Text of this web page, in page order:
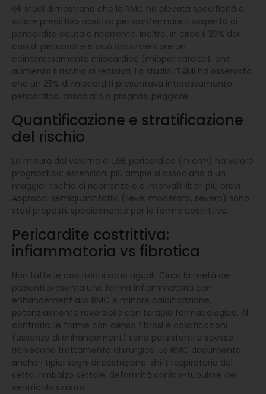
Gli studi dimostrano che la RMC ha elevata specificità e
valore predittivo positivo per confermare il sospetto di
pericardite acuta o ricorrente. Inoltre, in circa il 25% dei
casi di pericardite si può documentare un
cointeressamento miocardico (miopericardite), che
aumenta il rischio di recidiva. Lo studio ITAMI ha osservato
che un 25% di miocarditi presentava interessamento
pericardico, associato a prognosi peggiore.
Quantificazione e stratificazione
del rischio
La misura del volume di LGE pericardico (in cm³) ha valore
prognostico: estensioni più ampie si associano a un
maggior rischio di ricorrenze e a intervalli liberi più brevi.
Approcci semiquantitativi (lieve, moderato, severo) sono
stati proposti, specialmente per le forme costrittive.
Pericardite costrittiva:
infiammatoria vs fibrotica
Non tutte le costrizioni sono uguali. Circa la metà dei
pazienti presenta una forma infiammatoria con
enhancement alla RMC e minore calcificazione,
potenzialmente reversibile con terapia farmacologica. Al
contrario, le forme con densa fibrosi e calcificazioni
(assenza di enhancement) sono persistenti e spesso
richiedono trattamento chirurgico. La RMC documenta
anche i tipici segni di costrizione: shift respiratorio del
setto, rimbalzo settale, deformità conico-tubulare del
ventricolo sinistro.